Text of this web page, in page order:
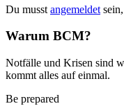
Du musst angemeldet
Warum BCM?
Notfälle und Krisen sind
kommt alles auf einmal.
Be prepared